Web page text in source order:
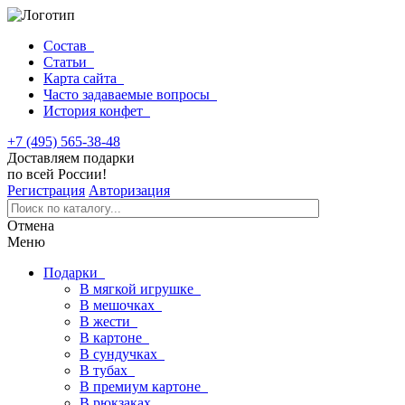
Состав
Статьи
Карта сайта
Часто задаваемые вопросы
История конфет
+7 (495) 565-38-48
Доставляем подарки
по всей России!
Регистрация Авторизация
Отмена
Меню
Подарки
В мягкой игрушке
В мешочках
В жести
В картоне
В сундучках
В тубах
В премиум картоне